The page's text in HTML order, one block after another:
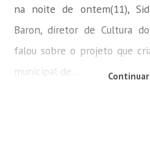
na noite de ontem(11),
Baron, diretor de Cultura
falou sobre o projeto que
municipal de...